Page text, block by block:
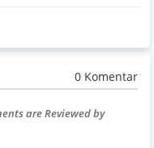
0 Komentar
are Reviewed by